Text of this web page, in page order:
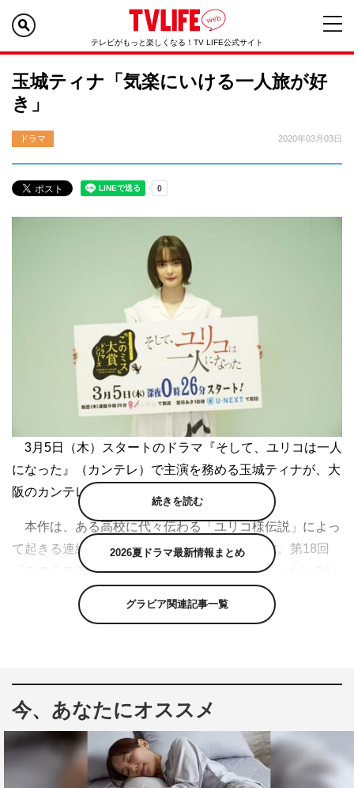
テレビがもっと楽しくなる！TV LIFE公式サイト
玉城ティナ「気楽にいける一人旅が好
き」
ドラマ 2020年03月03日
3月5日（木）スタートのドラマ『そして、ユリコは一人
になった』（カンテレ）で主演を務める玉城ティナが、大
阪のカンテレ本社で記者会見を行った。
本作は、ある高校に代々伝わる「ユリコ様伝説」によっ
て起きる連続死の真相を追うミステリードラマ。第18回
『このミステリーがすごい！』大賞でU-NEXT・カンテレ
賞を受賞し、特別審査員を務めた佐藤二朗がドラマ化にあ
たりクリエイティブ・アドバイザーとして参加した。
今作がミステリードラマ初挑戦となる玉城は、自身が演
じる嶋倉美月について「美月は謎めいているんですけど、
ある意味ストーリーテラーのような役割もしていて、1番
視聴者の方と近いキャラクターでもあるのかなと思ってい
ます。ミステリアスである以上に、もっと奥が深い役柄に
続きを読む
2026夏ドラマ最新情報まとめ
グラビア関連記事一覧
今、あなたにオススメ